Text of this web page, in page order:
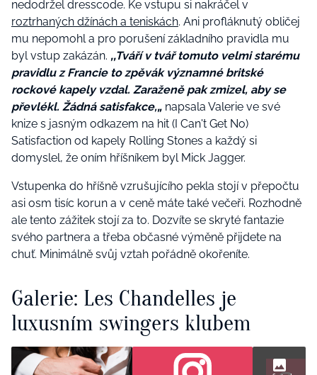
nedodržel dresscode. Ke vstupu si nakráčel v
roztrhaných džínách a teniskách. Ani profláknutý obličej
mu nepomohl a pro porušení základního pravidla mu
byl vstup zakázán. ‚‚Tváří v tvář tomuto velmi starému
pravidlu z Francie to zpěvák významné britské
rockové kapely vzdal. Zaraženě pak zmizel, aby se
převlékl. Žádná satisfakce,„ napsala Valerie ve své
knize s jasným odkazem na hit (I Can't Get No)
Satisfaction od kapely Rolling Stones a každý si
domyslel, že oním hříšníkem byl Mick Jagger.
Vstupenka do hříšně vzrušujícího pekla stojí v přepočtu
asi osm tisíc korun a v ceně máte také večeři. Rozhodně
ale tento zážitek stojí za to. Dozvíte se skryté fantazie
svého partnera a třeba občasné výměně přijdete na
chuť. Minimálně svůj vztah pořádně okořeníte.
Galerie: Les Chandelles je
luxusním swingers klubem